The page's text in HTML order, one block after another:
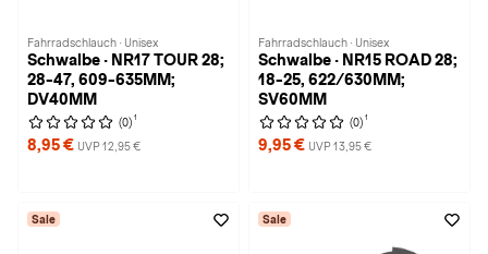
Fahrradschlauch · Unisex
Schwalbe · NR17 TOUR 28;
28-47, 609-635MM;
DV40MM
(0) 1
8,95 € UVP 12,95 €
Fahrradschlauch · Unisex
Schwalbe · NR15 ROAD 28;
18-25, 622/630MM;
SV60MM
(0) 1
9,95 € UVP 13,95 €
Sale Sale